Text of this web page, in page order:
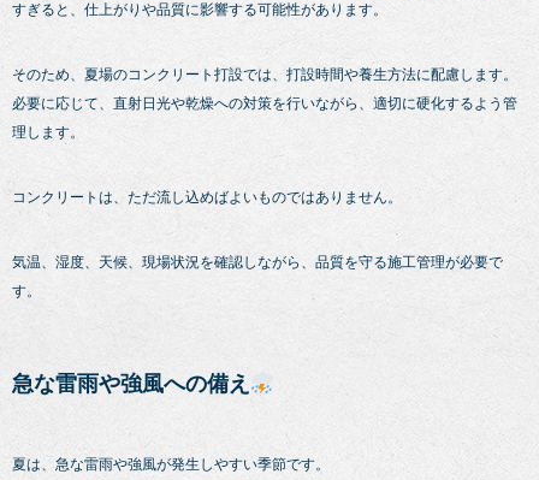
すぎると、仕上がりや品質に影響する可能性があります。
そのため、夏場のコンクリート打設では、打設時間や養生方法に配慮します。
必要に応じて、直射日光や乾燥への対策を行いながら、適切に硬化するよう管
理します。
コンクリートは、ただ流し込めばよいものではありません。
気温、湿度、天候、現場状況を確認しながら、品質を守る施工管理が必要で
す。
急な雷雨や強風への備え
夏は、急な雷雨や強風が発生しやすい季節です。